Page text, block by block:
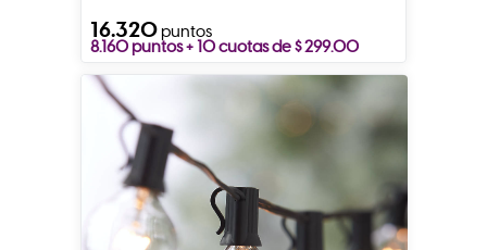
16.320puntos
8.160 puntos + 10 cuotas de $ 299.00